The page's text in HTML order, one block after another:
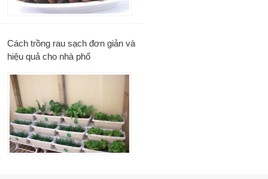
Cách trồng rau sạch đơn giản và
hiệu quả cho nhà phố